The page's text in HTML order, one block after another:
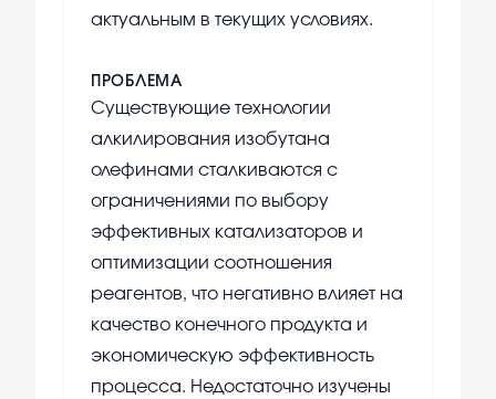
актуальным в текущих условиях.
ПРОБЛЕМА
Существующие технологии
алкилирования изобутана
олефинами сталкиваются с
ограничениями по выбору
эффективных катализаторов и
оптимизации соотношения
реагентов, что негативно влияет на
качество конечного продукта и
экономическую эффективность
процесса. Недостаточно изучены